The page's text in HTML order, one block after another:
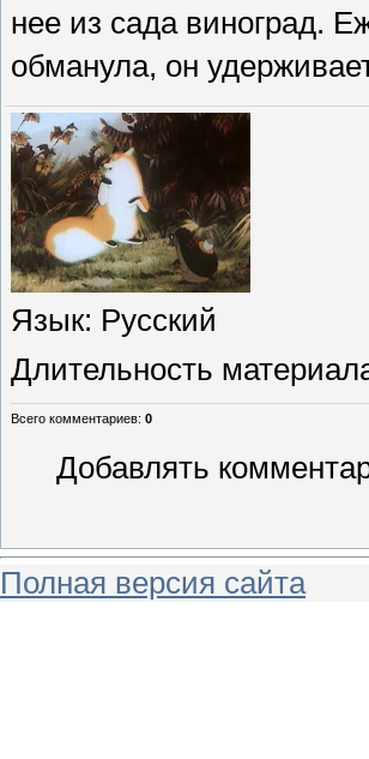
нее из сада виноград.
обманула, он
Язык: Русский
Длительность
Всего комментариев: 0
Добавлять
Полная версия сайта